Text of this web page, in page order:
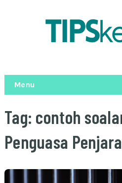
Menu
Tag: contoh
Penguasa